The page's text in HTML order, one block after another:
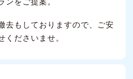
ンをご提案。
去もしておりますので、ご安
くださいませ。